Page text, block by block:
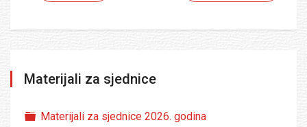
Materijali za sjednice
Folder
Materijali za sjednice 2026. godina